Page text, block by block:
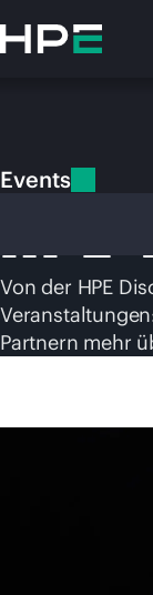
Hauptinhalt
wechseln
Events
Von der HPE
Partnern mehr